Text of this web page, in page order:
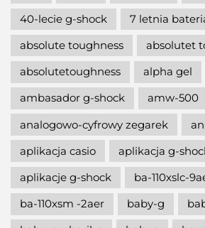
40-lecie g-shock
7 letnia
absolute toughness
absolutet
absolutetoughness
alpha gel
ambasador g-shock
amw-500
analogowo-cyfrowy zegarek
aplikacja casio
aplikacja g-
aplikacje g-shock
ba-110xslc-
ba-110xsm -2aer
baby-g